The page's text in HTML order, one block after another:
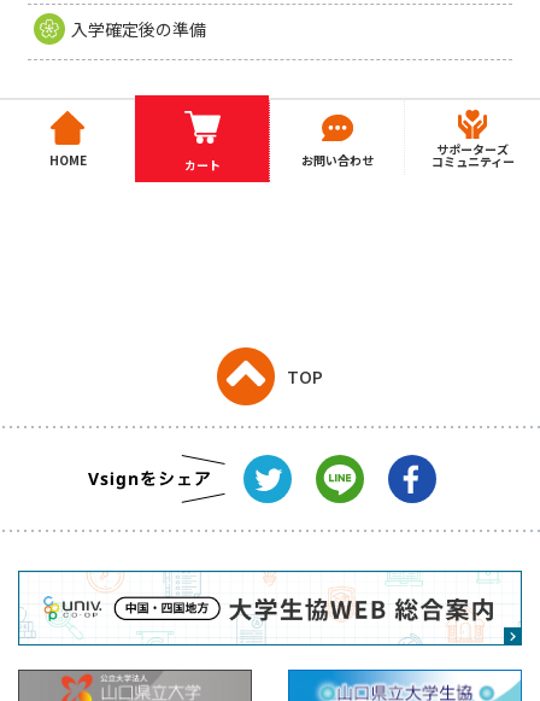
入学確定後の準備
HOME カート お問い合わせ
サポーターズ
コミュニティー
TOP